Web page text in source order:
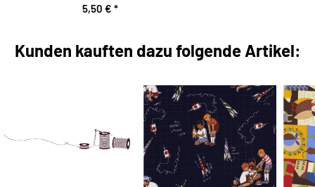
5,50 € *
Kunden kauften dazu folgende Artikel: